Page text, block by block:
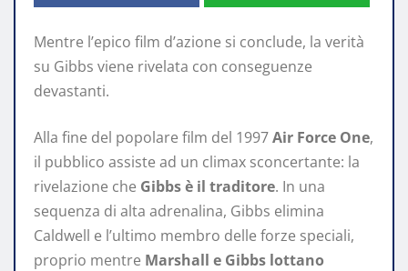
Mentre l’epico film d’azione si conclude, la verità
su Gibbs viene rivelata con conseguenze
devastanti.
Alla fine del popolare film del 1997Air Force One,
il pubblico assiste ad un climax sconcertante: la
rivelazione che Gibbs è il traditore. In una
sequenza di alta adrenalina, Gibbs elimina
Caldwell e l’ultimo membro delle forze speciali,
proprio mentre Marshall e Gibbs lottano